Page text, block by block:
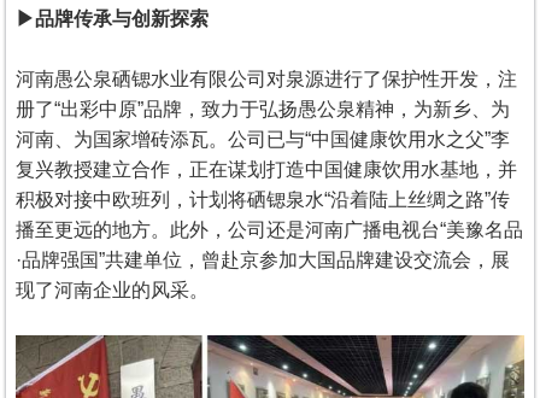
▶品牌传承与创新探索
河南愚公泉硒锶水业有限公司对泉源进行了保护性开发，注
册了“出彩中原”品牌，致力于弘扬愚公泉精神，为新乡、为
河南、为国家增砖添瓦。公司已与“中国健康饮用水之父”李
复兴教授建立合作，正在谋划打造中国健康饮用水基地，并
积极对接中欧班列，计划将硒锶泉水“沿着陆上丝绸之路”传
播至更远的地方。此外，公司还是河南广播电视台“美豫名品
·品牌强国”共建单位，曾赴京参加大国品牌建设交流会，展
现了河南企业的风采。